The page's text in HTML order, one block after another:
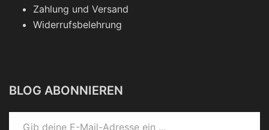
Zahlung und Versand
Widerrufsbelehrung
BLOG ABONNIEREN
Gib deine E-Mail-Adresse ein ...